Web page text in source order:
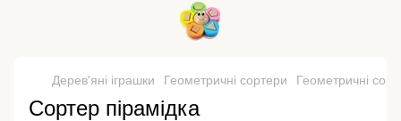
Дерев'яні іграшки Геометричні сортери Геометричні
Сортер пірамідка